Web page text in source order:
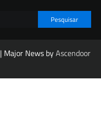
Pesquisar
| Major News byAscendoor